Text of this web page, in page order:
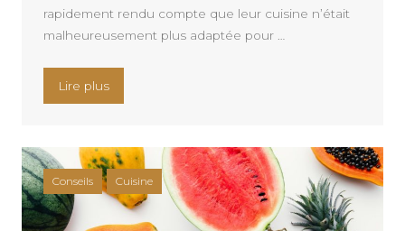
rapidement rendu compte que leur cuisine n’était
malheureusement plus adaptée pour …
Lire plus« Quels sont les conseils a connaitre pour
Conseils Cuisine